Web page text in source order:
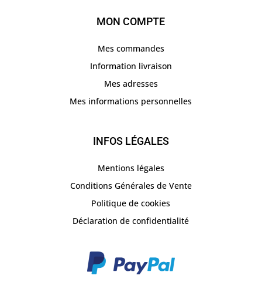
MON COMPTE
Mes commandes
Information livraison
Mes adresses
Mes informations personnelles
INFOS LÉGALES
Mentions légales
Conditions Générales de Vente
Politique de cookies
Déclaration de confidentialité